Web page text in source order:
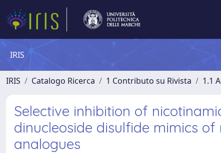
IRIS
IRIS Catalogo Ricerca 1 Contributo su Rivista 1.1
Selective inhibition of
dinucleoside disulfide mimics
analogues